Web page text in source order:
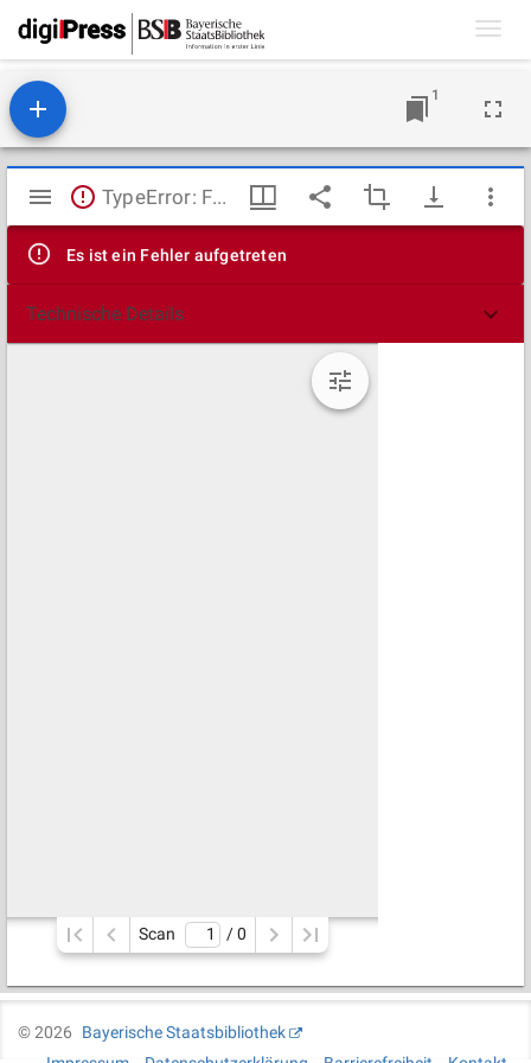
1
Mirador
Viewer
TypeError: Failed to fetch
Es ist ein Fehler aufgetreten
Technische Details
Scan / 0
©2026
Bayerische Staatsbibliothek